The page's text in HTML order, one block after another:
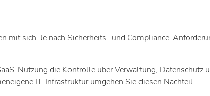
sich. Je nach Sicherheits- und Compliance-
Nutzung die Kontrolle über Verwaltung, Datenschutz
IT-Infrastruktur umgehen Sie diesen Nachteil.